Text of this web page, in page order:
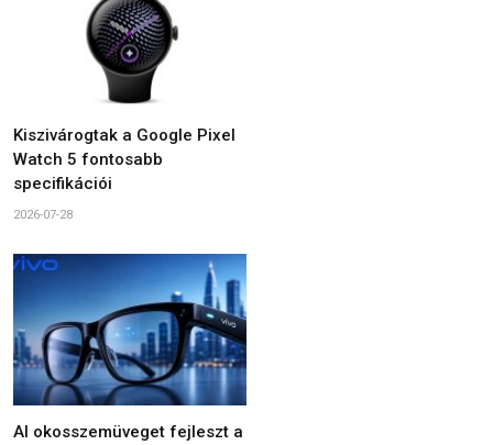
Kiszivárogtak a Google Pixel
Watch 5 fontosabb
specifikációi
2026-07-28
AI okosszemüveget fejleszt a